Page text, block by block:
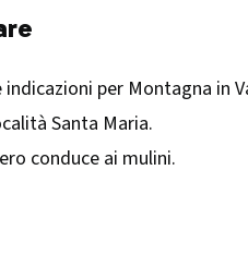
indicazioni per Montagna in
Santa Maria.
conduce ai mulini.​